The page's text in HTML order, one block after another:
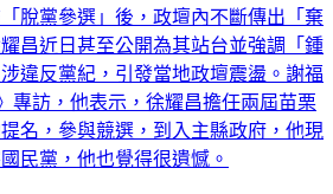
脫黨參選」後，政壇內不斷傳出「棄
昌近日甚至公開為其站台並強調「鍾
違反黨紀，引發當地政壇震盪。謝福
專訪，他表示，徐耀昌擔任兩屆苗栗
名，參與競選，到入主縣政府，他現
民黨，他也覺得很遺憾。